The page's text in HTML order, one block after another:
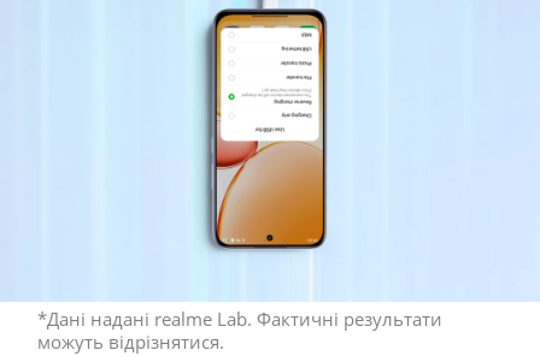
*Дані надані realme Lab. Фактичні результати
можуть відрізнятися.